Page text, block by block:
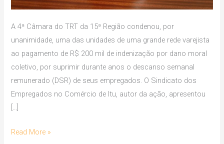
A 4ª Câmara do TRT da 15ª Região condenou, por
unanimidade, uma das unidades de uma grande rede varejista
ao pagamento de R$ 200 mil de indenização por dano moral
coletivo, por suprimir durante anos o descanso semanal
remunerado (DSR) de seus empregados. O Sindicato dos
Empregados no Comércio de Itu, autor da ação, apresentou
[…]
Read More »